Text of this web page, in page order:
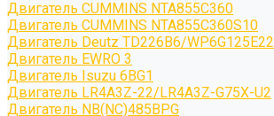
Двигатель CUMMINS NTA855C360
Двигатель CUMMINS NTA855C360S10
Двигатель Deutz TD226B6/WP6G125E22
Двигатель EWRO 3
Двигатель Isuzu 6BG1
Двигатель LR4A3Z-22/LR4A3Z-G75X-U2
Двигатель NB(NC)485BPG